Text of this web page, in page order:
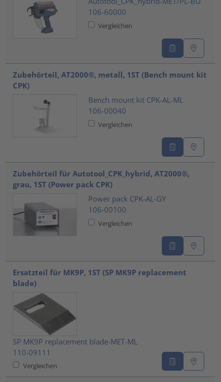
106-60000
Vergleichen
Zubehörteil, AT2000®, metall, 1ST (Bench mount kit
CPK)
Bench mount kit CPK-AL-ML
106-00040
Vergleichen
Zubehörteil für Autotool_CPK_hybrid, AT2000®,
grau, 1ST (Power pack CPK)
Power pack CPK-AL-GY
106-00100
Vergleichen
Ersatzteil für MK9P, 1ST (SP MK9P replacement
blade)
SP MK9P replacement blade-MET-ML
110-09111
Vergleichen